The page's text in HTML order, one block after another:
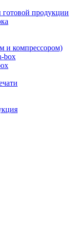
готовой продукции
и компрессором)
box